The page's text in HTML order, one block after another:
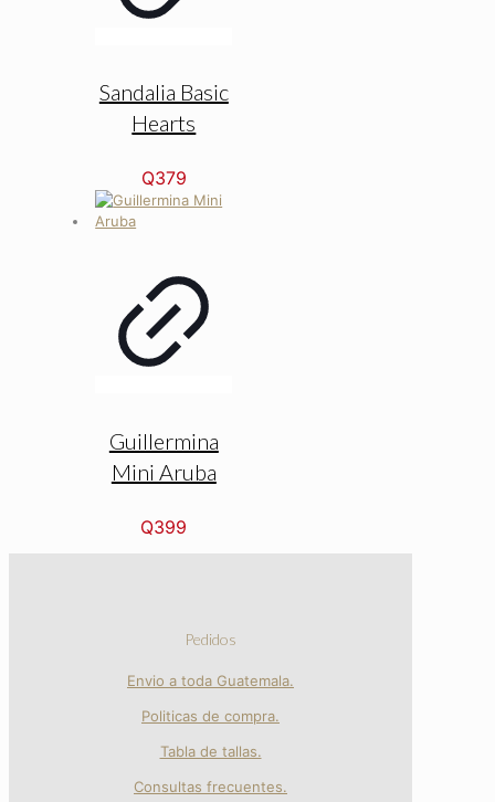
Sandalia Basic
Hearts
Q379
Guillermina
Mini Aruba
Q399
Pedidos
Envio a toda Guatemala.
Politicas de compra.
Tabla de tallas.
Consultas frecuentes.